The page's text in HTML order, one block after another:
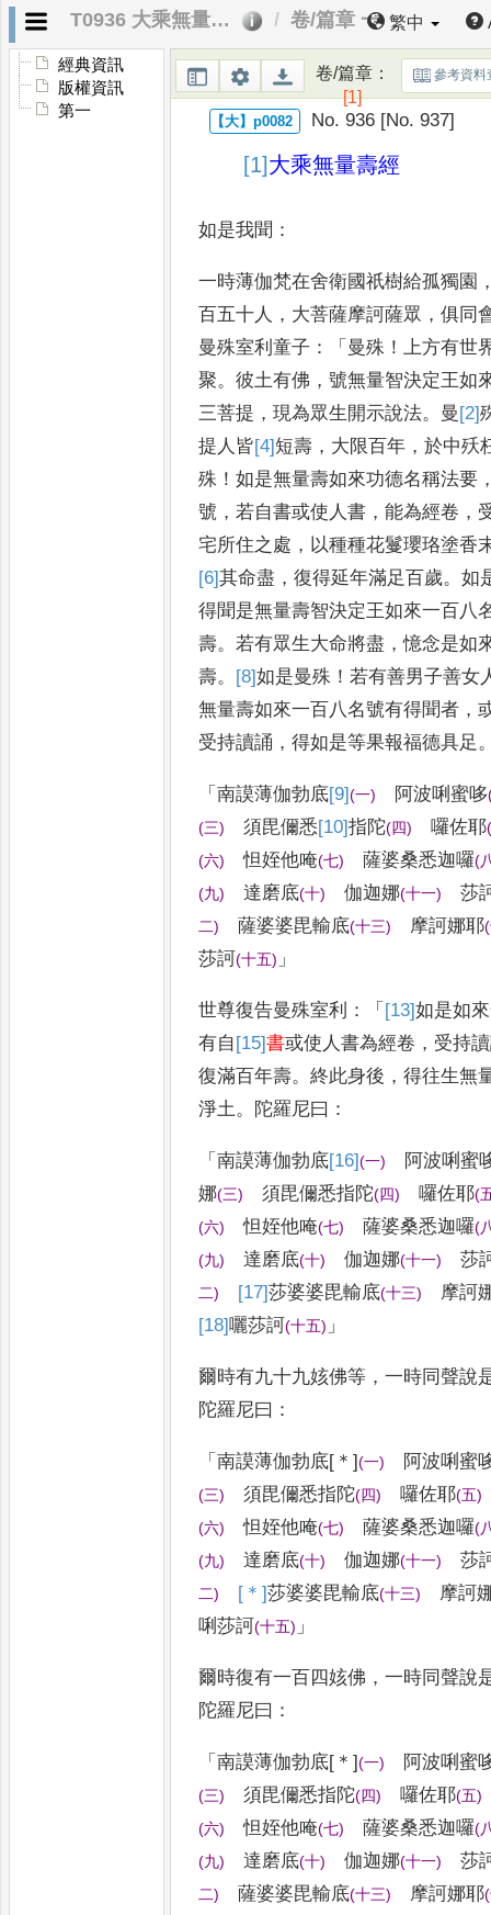
T0936 大乘無量壽經 卷/篇章 一 繁中
經典資訊
版權資訊
第一
卷/篇章：
[1]
參考資料
No. 936 [No. 937]
[1]大乘無量壽經
如是我聞 ：
一時薄伽梵在舍衛國祇樹給孤獨園
百五十人 ， 大菩薩摩訶薩眾 ，俱同
曼殊室利童子 ：「 曼殊 ！上方有世
聚。彼土有佛 ，號無量智決定王如
三菩提 ，現為眾生開示說法。 曼 [2]
提人皆[4]短壽 ， 大限百年 ，於中殀
殊 ！如是無量壽如來功德名稱法要
號 ，若自書或使人書 ，能為經卷 ，
宅所住之處 ， 以種種花鬘瓔珞塗香
[6]其命盡 ，復得延年滿足百歲。如
得聞是無量壽智決定王如來一百八
壽。若有眾生大命將盡 ，憶念是如
壽。 [8]如是曼殊 ！若有善男子善女
無量壽如來一百八名號有得聞者 ，
受持讀誦 ，得如是等果報福德具足
「南謨薄伽勃底[9](一) 阿波唎蜜哆
(三) 須毘儞悉[10]指 陀(四) 囉佐耶
(六) 怛姪他唵(七) 薩婆桑悉迦囉(
(九) 達磨底(十) 伽迦娜(十一) 莎
二) 薩婆婆毘輸底(十三) 摩訶娜耶(
莎訶(十五) 」
世尊復告曼殊室利 ：「 [13]如是如
有自 [15]書或使人書為經卷 ， 受持
復滿百年壽。終此身後 ，得往生無
淨土。 陀羅尼曰 ：
「南謨薄伽勃底[16](一)
阿波唎蜜
娜(三) 須毘儞悉指陀(四) 囉佐耶(
(六) 怛姪他唵(七) 薩婆桑悉迦囉(
(九) 達磨底(十) 伽迦娜(十一) 莎
二) [17]莎婆婆毘輸底(十三)
摩訶
[18]囇莎訶(十五) 」
爾時有九十九姟佛等 ，一時同聲說
陀羅尼曰 ：
「南謨薄伽勃底[＊](一) 阿波唎蜜
(三) 須毘儞悉指陀(四) 囉佐耶(五)
(六) 怛姪他唵(七) 薩婆桑悉迦囉(
(九) 達磨底(十) 伽迦娜(十一) 莎
二) [＊]莎婆婆毘輸底(十三)
摩訶
唎莎訶(十五) 」
爾時復有一百四姟佛 ，一時同聲說
陀羅尼曰 ：
「南謨薄伽勃底[＊](一) 阿波唎蜜
(三) 須毘儞悉指陀(四) 囉佐耶(五)
(六) 怛姪他唵(七) 薩婆桑悉迦囉(
(九) 達磨底(十) 伽迦娜(十一) 莎
二) 薩婆婆毘輸底(十三) 摩訶娜耶(